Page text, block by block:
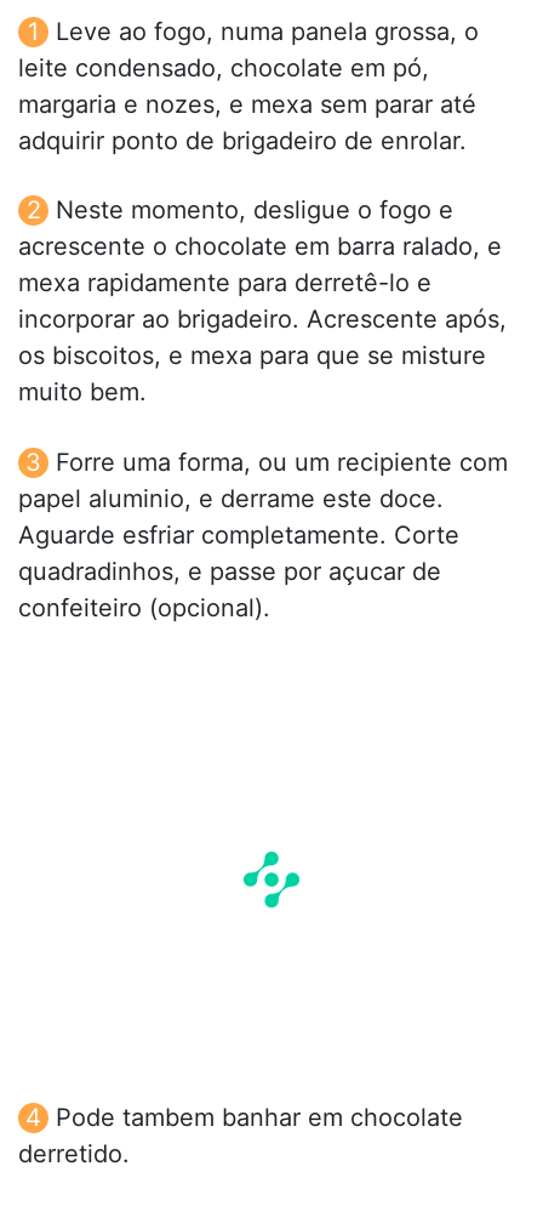
Leve ao fogo, numa panela grossa, o
leite condensado, chocolate em pó,
margaria e nozes, e mexa sem parar até
adquirir ponto de brigadeiro de enrolar.
Neste momento, desligue o fogo e
acrescente o chocolate em barra ralado, e
mexa rapidamente para derretê-lo e
incorporar ao brigadeiro. Acrescente após,
os biscoitos, e mexa para que se misture
muito bem.
Forre uma forma, ou um recipiente com
papel aluminio, e derrame este doce.
Aguarde esfriar completamente. Corte
quadradinhos, e passe por açucar de
confeiteiro (opcional).
Pode tambem banhar em chocolate
derretido.